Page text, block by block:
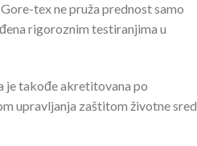
tex ne pruža prednost samo
rigoroznim testiranjima u
je takođe akretitovana po
upravljanja zaštitom životne